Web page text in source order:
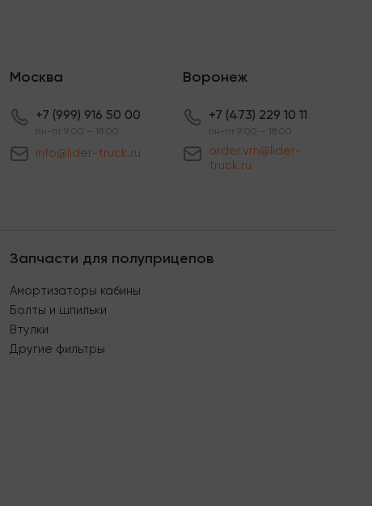
Москва
+7 (999) 916 50 00
пн-пт 9:00 – 18:00
info@lider-truck.ru
Воронеж
+7 (473) 229 10 11
пн-пт 9:00 – 18:00
order.vrn@lider-
truck.ru
Запчасти для полуприцепов
Амортизаторы кабины
Болты и шпильки
Втулки
Другие фильтры